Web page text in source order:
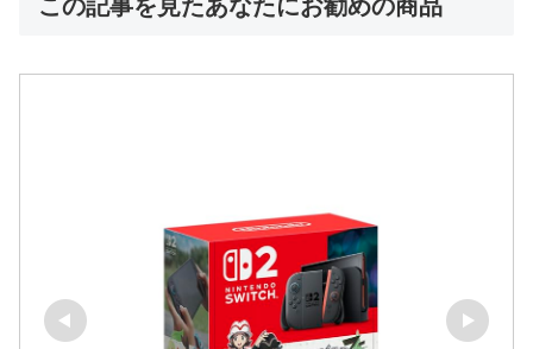
この記事を見たあなたにお勧めの商品